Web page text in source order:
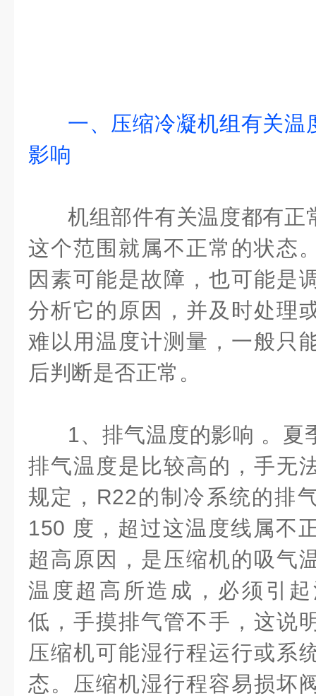
一、压缩冷凝机组有关温
影响
机组部件有关温度都有正
这个范围就属不正常的状态
因素可能是故障，也可能是
分析它的原因，并及时处理
难以用温度计测量，一般只
后判断是否正常。
1、排气温度的影响 。夏
排气温度是比较高的，手无
规定，R22的制冷系统的排
150 度，超过这温度线属不
超高原因，是压缩机的吸气
温度超高所造成，必须引
低，手摸排气管不手，这说
压缩机可能湿行程运行或系
态。压缩机湿行程容易损坏